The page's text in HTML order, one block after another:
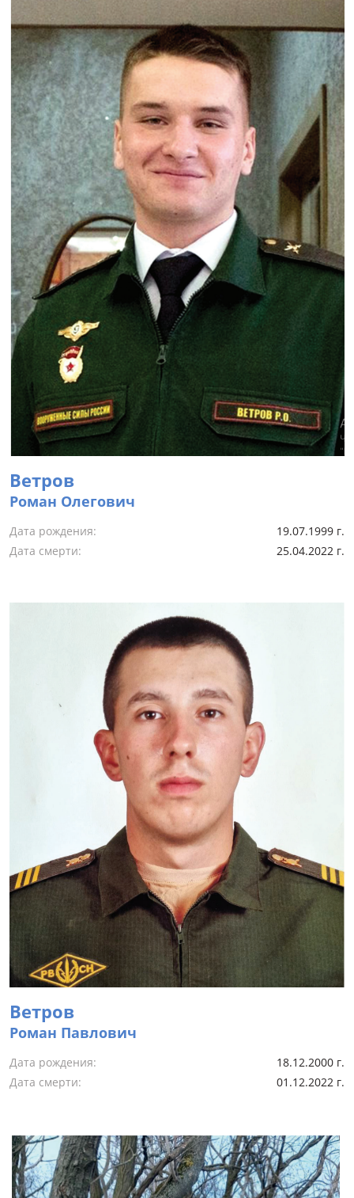
Ветров
Роман Олегович
Дата рождения:
19.07.1999 г.
Дата смерти:
25.04.2022 г.
Ветров
Роман Павлович
Дата рождения:
18.12.2000 г.
Дата смерти:
01.12.2022 г.